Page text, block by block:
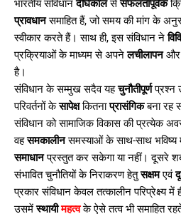
भारतीय संविधानदीर्घकालसेसफलतापूर्वक
प्रावधानसमाहित हैं, जो समय की मांग के
स्वीकार करते हैं। साथ ही, इस संविधान ने
प्रक्रियाओं के माध्यम से अपनेलचीलापन
है।
संविधान के सम्मुख सदैव यहचुनौतीपूर्णप्रश्न
परिवर्तनों केसापेक्षकितनाप्रासंगिकबना रह
संविधान को सामाजिक विकास की प्रत्येक
वहसमकालीनसमस्याओं के साथ-साथ भविष्य
समाधानप्रस्तुत कर सकेगा या नहीं। दूसरे
संभावित चुनौतियों के निराकरण हेतुसक्षमएवं
प्रकार संविधान केवल तत्कालीन परिप्रेक्ष्य में
उसमेंस्थायी महत्वके ऐसे तत्व भी समाहित